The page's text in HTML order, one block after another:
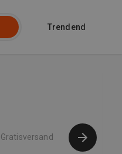
Trendend
Gratisversand